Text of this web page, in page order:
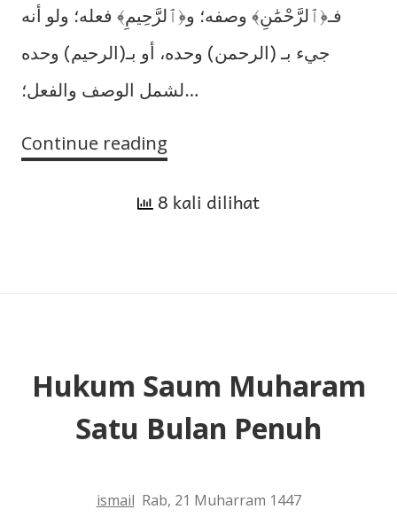
فـ﴿ٱلرَّحْمَٰنِ﴾ وصفه؛ و﴿ٱلرَّحِيمِ﴾ فعله؛ ولو أنه
جيء بـ (الرحمن) وحده، أو بـ(الرحيم) وحده
لشمل الوصف والفعل؛…
Continue reading
8 kali dilihat
Hukum Saum Muharam
Satu Bulan Penuh
ismail Rab, 21 Muharram 1447